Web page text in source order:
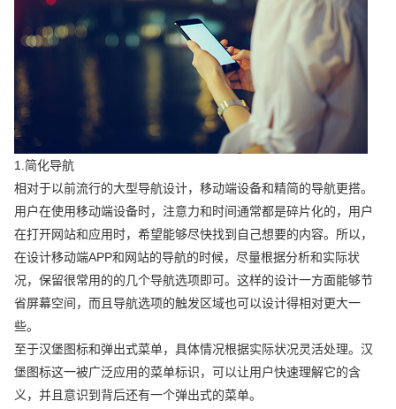
1.简化导航
相对于以前流行的大型导航设计，移动端设备和精简的导航更搭。
用户在使用移动端设备时，注意力和时间通常都是碎片化的，用户
在打开网站和应用时，希望能够尽快找到自己想要的内容。所以，
在设计移动端APP和网站的导航的时候，尽量根据分析和实际状
况，保留很常用的的几个导航选项即可。这样的设计一方面能够节
省屏幕空间，而且导航选项的触发区域也可以设计得相对更大一
些。
至于汉堡图标和弹出式菜单，具体情况根据实际状况灵活处理。汉
堡图标这一被广泛应用的菜单标识，可以让用户快速理解它的含
义，并且意识到背后还有一个弹出式的菜单。